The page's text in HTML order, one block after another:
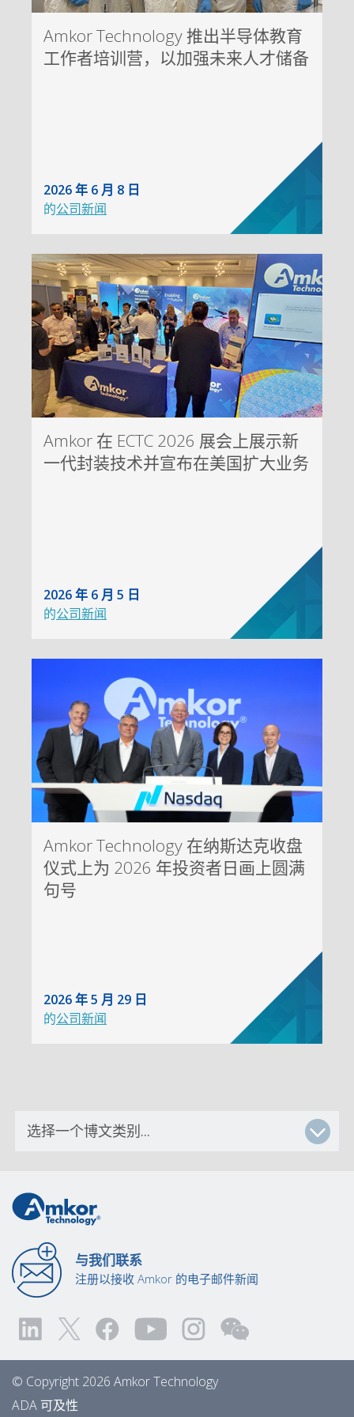
Amkor Technology 推出半导体教育
工作者培训营，以加强未来人才储备
2026 年 6 月 8 日
的公司新闻
Amkor 在 ECTC 2026 展会上展示新
一代封装技术并宣布在美国扩大业务
2026 年 6 月 5 日
的公司新闻
Amkor Technology 在纳斯达克收盘
仪式上为 2026 年投资者日画上圆满
句号
2026 年 5 月 29 日
的公司新闻
与我们联系
注册以接收 Amkor 的电子邮件新闻
© Copyright 2026 Amkor Technology
ADA 可及性